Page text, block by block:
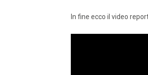
In fine ecco il video